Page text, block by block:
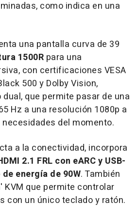
como indica en una
una pantalla curva de 39
1500R para una
con certificaciones VESA
500 y Dolby Vision,
que permite pasar de una
Hz a una resolución 1080p a
necesidades del momento.
a la conectividad, incorpora
2.1 FRL con eARC y USB-
energía de 90W. También
que permite controlar
con un único teclado y ratón.